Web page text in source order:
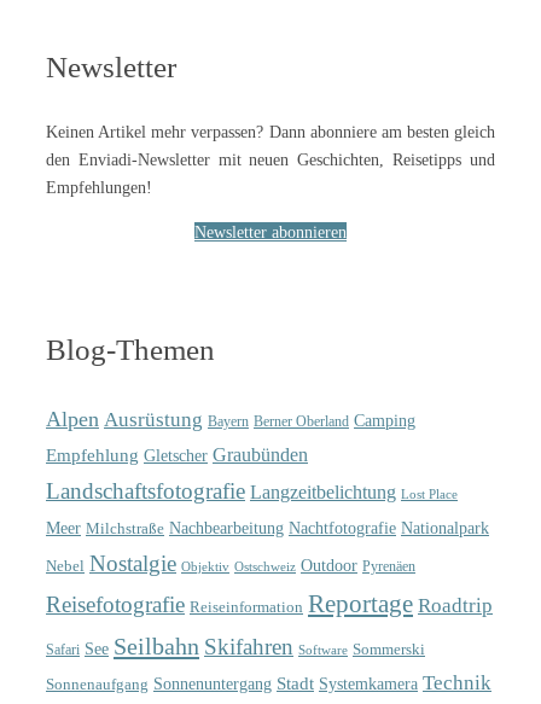
Newsletter
Keinen Artikel mehr verpassen? Dann abonniere am besten gleich
den Enviadi-Newsletter mit neuen Geschichten, Reisetipps und
Empfehlungen!
Newsletter abonnieren
Blog-Themen
Alpen Ausrüstung Bayern Berner Oberland Camping
Empfehlung Gletscher Graubünden
Landschaftsfotografie Langzeitbelichtung Lost Place
Meer Milchstraße Nachbearbeitung Nachtfotografie Nationalpark
Nebel Nostalgie Objektiv Ostschweiz Outdoor Pyrenäen
Reisefotografie Reiseinformation Reportage Roadtrip
Safari See Seilbahn Skifahren Software Sommerski
Sonnenaufgang Sonnenuntergang Stadt Systemkamera Technik